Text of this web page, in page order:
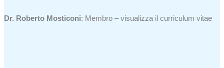
Dr. Roberto Mosticoni: Membro –visualizza il curriculum vitae